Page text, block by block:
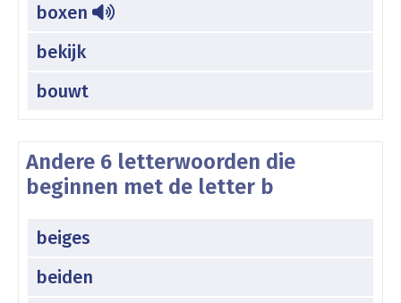
boxen
bekijk
bouwt
Andere 6 letterwoorden die
beginnen met de letter b
beiges
beiden